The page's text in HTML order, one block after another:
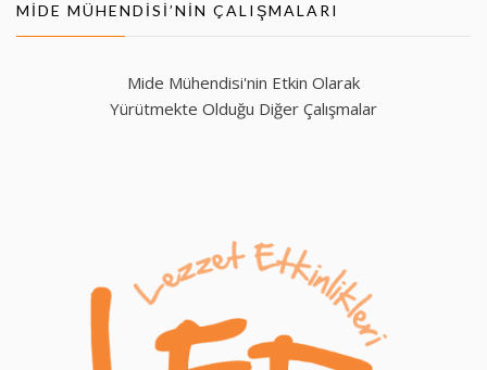
MIDE MÜHENDISI’NIN ÇALIŞMALARI
Mide Mühendisi'nin Etkin Olarak
Yürütmekte Olduğu Diğer Çalışmalar